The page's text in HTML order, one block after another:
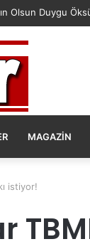
Olsun Duygu
MAGAZIN
istiyor!